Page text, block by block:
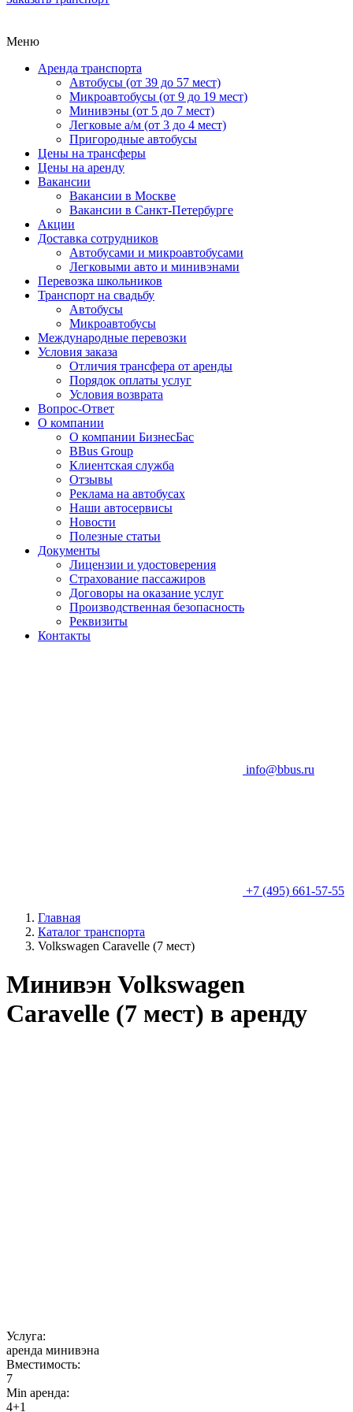
Меню
Аренда транспорта
Автобусы (от 39 до 57 мест)
Микроавтобусы (от 9 до 19 мест)
Минивэны (от 5 до 7 мест)
Легковые а/м (от 3 до 4 мест)
Пригородные автобусы
Цены на трансферы
Цены на аренду
Вакансии
Вакансии в Москве
Вакансии в Санкт-Петербурге
Акции
Доставка сотрудников
Автобусами и микроавтобусами
Легковыми авто и минивэнами
Перевозка школьников
Транспорт на свадьбу
Автобусы
Микроавтобусы
Международные перевозки
Условия заказа
Отличия трансфера от аренды
Порядок оплаты услуг
Условия возврата
Вопрос-Ответ
О компании
О компании БизнесБас
BBus Group
Клиентская служба
Отзывы
Реклама на автобусах
Наши автосервисы
Новости
Полезные статьи
Документы
Лицензии и удостоверения
Страхование пассажиров
Договоры на оказание услуг
Производственная безопасность
Реквизиты
Контакты
info@bbus.ru
+7 (495) 661-57-55
Главная
Каталог транспорта
Volkswagen Caravelle (7 мест)
Минивэн Volkswagen
Caravelle (7 мест) в аренду
Услуга:
аренда минивэна
Вместимость:
7
Min аренда:
4+1